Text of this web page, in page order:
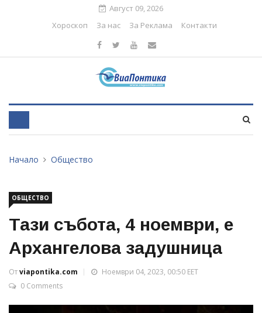
Август 09, 2026
Хороскоп
За нас За Реклама Контакти
Начало Общество
ОБЩЕСТВО
Тази събота, 4 ноември, е
Архангелова задушница
Отviapontika.com
Ноември 04, 2023, 00:50 EET
0 Comments